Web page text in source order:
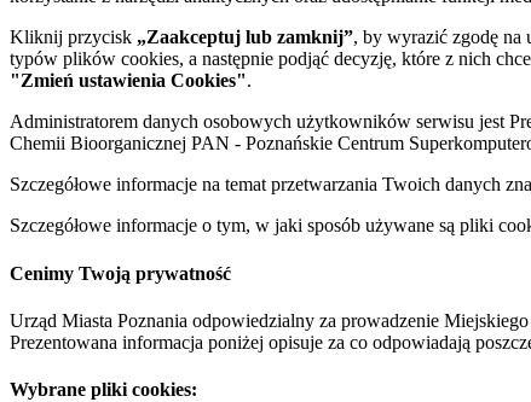
Kliknij przycisk „Zaakceptuj lub zamknij”, by wyrazić zgodę na
typów plików cookies, a następnie podjąć decyzję, które z nich
"Zmień ustawienia Cookies".
Administratorem danych osobowych użytkowników serwisu jest
Chemii Bioorganicznej PAN - Poznańskie Centrum
Szczegółowe informacje na temat przetwarzania Twoich danych
Szczegółowe informacje o tym, w jaki sposób używane są pliki
Cenimy Twoją prywatność
Urząd Miasta Poznania odpowiedzialny za prowadzenie
Prezentowana informacja poniżej opisuje za co odpowiadają
Wybrane pliki cookies: